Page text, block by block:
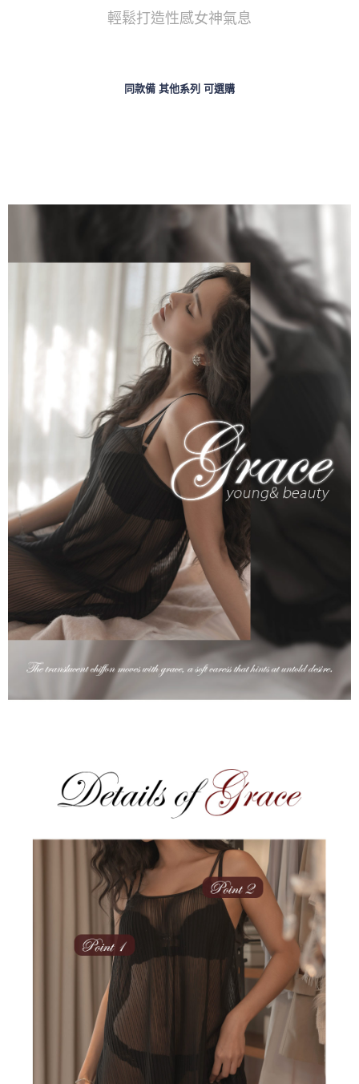
輕鬆打造性感女神氣息
同款備 其他系列 可選購